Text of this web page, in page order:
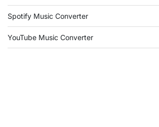
Spotify Music Converter
YouTube Music Converter